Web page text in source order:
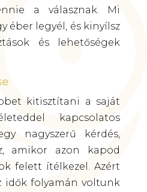
a válasznak. Mi
éber legyél, és kinyílsz
és lehetőségek
kitisztítani a saját
kapcsolatos
nagyszerű kérdés,
amikor azon kapod
felett ítélkezel. Azért
idők folyamán voltunk